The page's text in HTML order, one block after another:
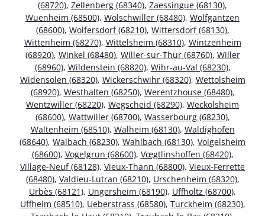
(68720), Zellenberg (68340), Zaessingue (68130),
Wuenheim (68500), Wolschwiller (68480), Wolfgantzen
(68600), Wolfersdorf (68210), Wittersdorf (68130),
Wittenheim (68270), Wittelsheim (68310), Wintzenheim
(68920), Winkel (68480), Willer-sur-Thur (68760), Willer
(68960), Wildenstein (68820), Wihr-au-Val (68230),
Widensolen (68320), Wickerschwihr (68320), Wettolsheim
(68920), Westhalten (68250), Werentzhouse (68480),
Wentzwiller (68220), Wegscheid (68290), Weckolsheim
(68600), Wattwiller (68700), Wasserbourg (68230),
Waltenheim (68510), Walheim (68130), Waldighofen
(68640), Walbach (68230), Wahlbach (68130), Volgelsheim
(68600), Vogelgrun (68600), Vœgtlinshoffen (68420),
Village-Neuf (68128), Vieux-Thann (68800), Vieux-Ferrette
(68480), Valdieu-Lutran (68210), Urschenheim (68320),
Urbès (68121), Ungersheim (68190), Uffholtz (68700),
Uffheim (68510), Ueberstrass (68580), Turckheim (68230),